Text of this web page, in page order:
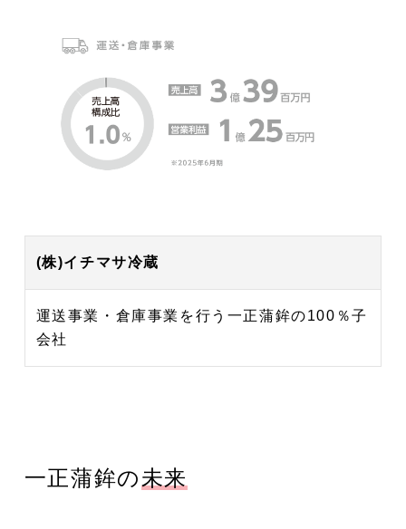
(株)イチマサ冷蔵
運送事業・倉庫事業を行う一正蒲鉾の100％子
会社
一正蒲鉾の未来